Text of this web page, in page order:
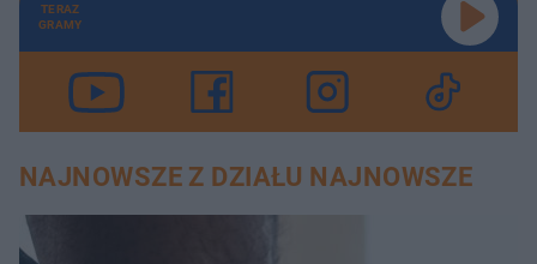
TERAZ
GRAMY
NAJNOWSZE Z DZIAŁU NAJNOWSZE